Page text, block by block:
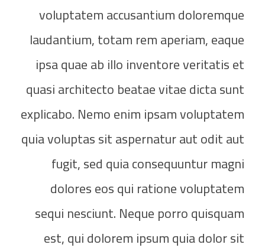
voluptatem accusantium doloremque
laudantium, totam rem aperiam, eaque
ipsa quae ab illo inventore veritatis et
quasi architecto beatae vitae dicta sunt
explicabo. Nemo enim ipsam voluptatem
quia voluptas sit aspernatur aut odit aut
fugit, sed quia consequuntur magni
dolores eos qui ratione voluptatem
sequi nesciunt. Neque porro quisquam
est, qui dolorem ipsum quia dolor sit